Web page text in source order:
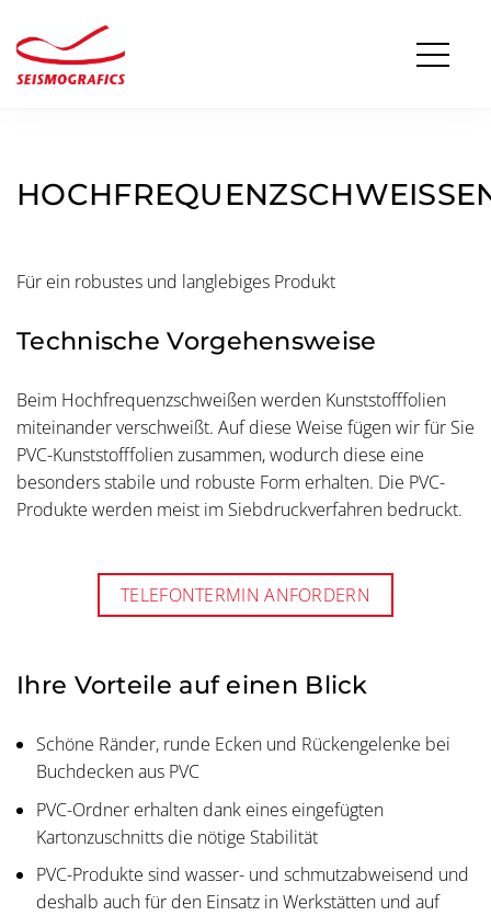
HOCHFREQUENZSCHWEISSEN
Für ein robustes und langlebiges Produkt
Technische Vorgehensweise
Beim Hochfrequenzschweißen werden Kunststofffolien
miteinander verschweißt. Auf diese Weise fügen wir für Sie
PVC-Kunststofffolien zusammen, wodurch diese eine
besonders stabile und robuste Form erhalten. Die PVC-
Produkte werden meist im Siebdruckverfahren bedruckt.
TELEFONTERMIN ANFORDERN
Ihre Vorteile auf einen Blick
Schöne Ränder, runde Ecken und Rückengelenke bei
Buchdecken aus PVC
PVC-Ordner erhalten dank eines eingefügten
Kartonzuschnitts die nötige Stabilität
PVC-Produkte sind wasser- und schmutzabweisend und
deshalb auch für den Einsatz in Werkstätten und auf